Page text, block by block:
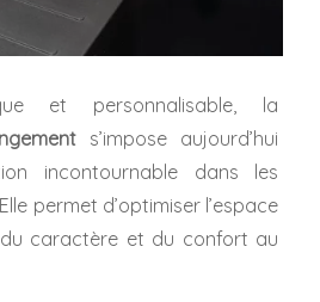
et personnalisable, la
s’impose aujourd’hui
incontournable dans les
permet d’optimiser l’espace
caractère et du confort au